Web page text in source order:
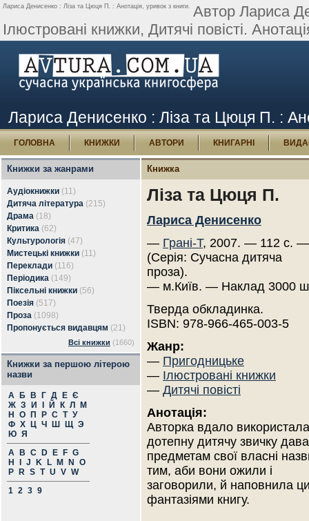
Лариса Денисенко : Ліза та Цюця П. : Анотація, уривок з книги. Автор Лариса
Ілюстровані книжки, Дитячі повісті.
Лариса Денисенко : Ліза та Цюця П. :
ГОЛОВНА КНИЖКИ АВТОРИ КНИГАРНІ
Книжки за жанрами
Аудіокнижки (11)
Дитяча література (215)
Драма (18)
Критика (62)
Культурологія (47)
Мистецькі книжки (11)
Переклади (116)
Періодика (149)
Піксельні книжки (56)
Поезія (517)
Проза (1098)
Пропонується видавцям (21)
Всі книжки (1660)
Книжки за першою літерою
назви
А Б В Г Д Е Є
Ж З И Й К Л
М
Н
О П Р С Т У
Ф Х Ц Ч Ш Щ Э
Ю Я
A
B C D E F G
H
J K L M N
O
P
R S T U V W
1 2 3 9
Книжка
Ліза та Цюця П.
Лариса Денисенко
— Грані-Т, 2007. — 112 с. —
(Серія: Сучасна дитяча
проза).
— м.Київ. — Наклад 3000
Тверда обкладинка.
ISBN: 978-966-465-003-5
Жанр:
— Пригодницьке
— Ілюстровані книжки
— Дитячі повісті
Анотація:
Авторка вдало використала
дотепну дитячу звичку
предметам свої власні
тим, аби вони ожили і
заговорили, й наповнила
фантазіями книгу.